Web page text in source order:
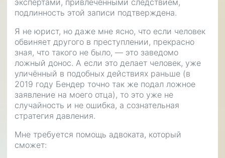
экспертами, привлечёнными следствием,
подлинность этой записи подтверждена.
Я не юрист, но даже мне ясно, что если человек
обвиняет другого в преступлении, прекрасно
зная, что такого не было, — это заведомо
ложный донос. А если это делает человек, уже
уличённый в подобных действиях раньше (в
2019 году Бендер точно так же подал ложное
заявление на моего отца), то это уже не
случайность и не ошибка, а сознательная
стратегия давления.
Мне требуется помощь адвоката, который
сможет: